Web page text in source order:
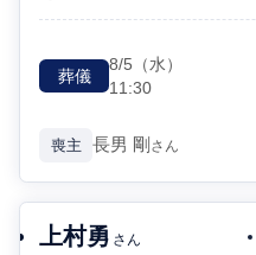
葬儀
8/5 （水）
11:30
喪主 長男 剛 さん
上村勇 さん